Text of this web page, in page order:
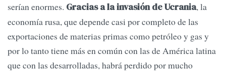
serían enormes. Gracias a la invasión de Ucrania, la
economía rusa, que depende casi por completo de las
exportaciones de materias primas como petróleo y gas y
por lo tanto tiene más en común con las de América latina
que con las desarrolladas, habrá perdido por mucho